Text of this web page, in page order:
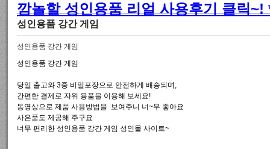
깜놀할 성인용품 리얼 사용후기 클릭~!
성인용품 강간 게임
성인용품 강간 게임
성인용품 강간 게임
당일 출고와 3중 비밀포장으로 안전하게 배송되며,
간편한 결제로 자위 용품을 이용해 보세요!
동영상으로 제품 사용방법을 보여주니 너~무 좋아요
사은품도 제공해 주구요
너무 편리한 성인용품 강간 게임 성인몰 사이트~